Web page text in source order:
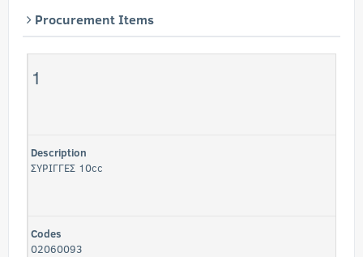
Procurement Items
1
Description
ΣΥΡΙΓΓΕΣ 10cc
Codes
02060093